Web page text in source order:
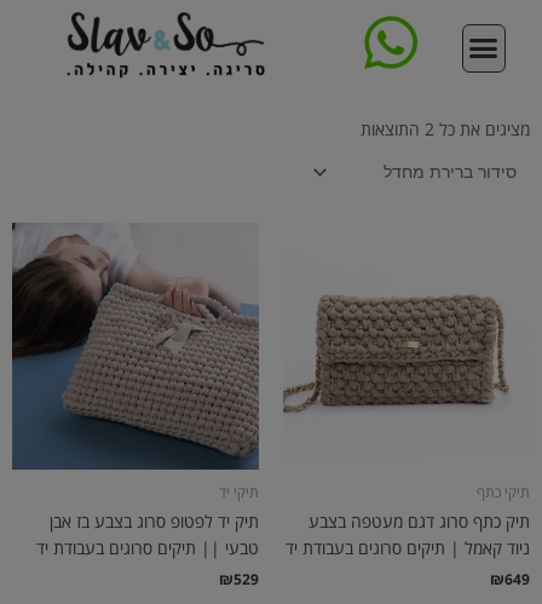
מציגים את כל ⁦2⁩ התוצאות
תיקי כתף
תיק כתף סרוג דגם מעטפה בצבע
ניוד קאמל | תיקים סרוגים בעבודת יד
₪649
תיקי יד
תיק יד לפטופ סרוג בצבע בז אבן
טבעי || תיקים סרוגים בעבודת יד
₪529